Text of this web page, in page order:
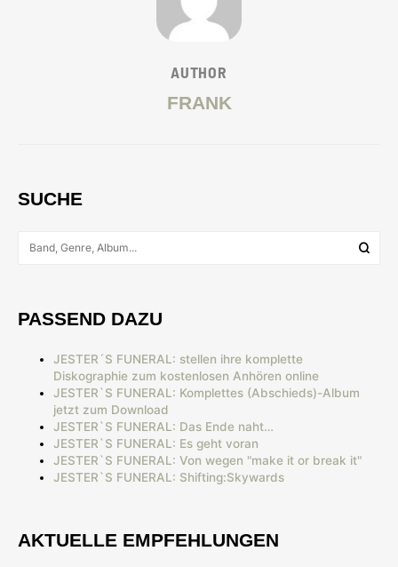
AUTHOR
FRANK
SUCHE
PASSEND DAZU
JESTER´S FUNERAL: stellen ihre komplette
Diskographie zum kostenlosen Anhören online
JESTER`S FUNERAL: Komplettes (Abschieds)-Album
jetzt zum Download
JESTER`S FUNERAL: Das Ende naht…
JESTER`S FUNERAL: Es geht voran
JESTER`S FUNERAL: Von wegen "make it or break it"
JESTER`S FUNERAL: Shifting:Skywards
AKTUELLE EMPFEHLUNGEN